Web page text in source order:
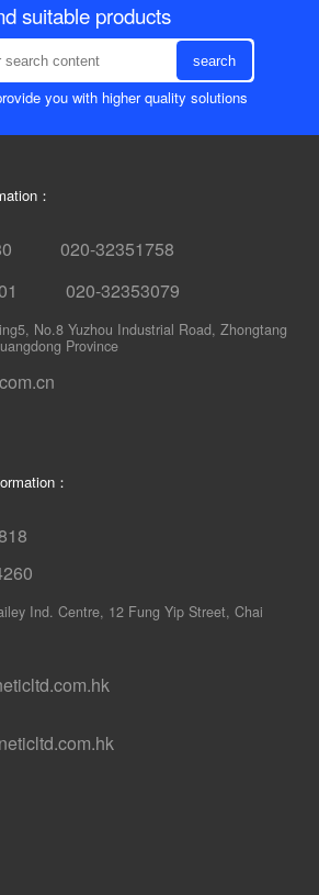
suitable products
search
you with higher quality solutions
：
020-32351758
020-32353079
No.8 Yuzhou Industrial Road, Zhongtang
Province
：
Ind. Centre, 12 Fung Yip Street, Chai